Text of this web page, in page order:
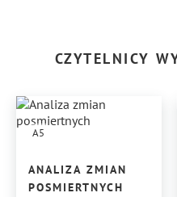
CZYTELNICY
A5
ANALIZA ZMIAN
POSMIERTNYCH